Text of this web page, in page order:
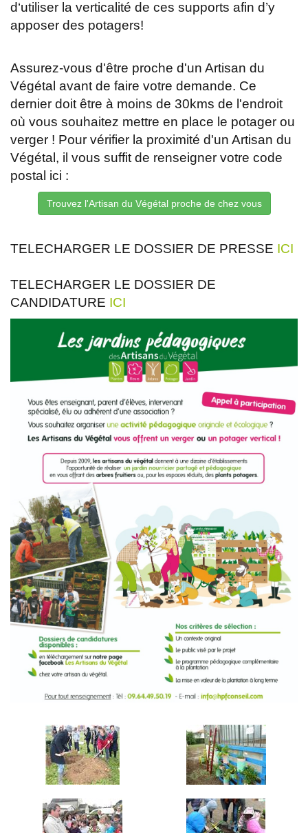
d‘utiliser la verticalité de ces supports afin d’y
apposer des potagers!
Assurez-vous d'être proche d'un Artisan du
Végétal avant de faire votre demande. Ce
dernier doit être à moins de 30kms de l'endroit
où vous souhaitez mettre en place le potager ou
verger ! Pour vérifier la proximité d'un Artisan du
Végétal, il vous suffit de renseigner votre code
postal ici :
Trouvez l'Artisan du Végétal proche de chez vous
TELECHARGER LE DOSSIER DE PRESSE ICI
TELECHARGER LE DOSSIER DE
CANDIDATURE ICI